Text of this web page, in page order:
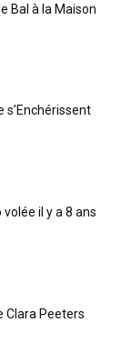
Bal à la Maison
s’Enchérissent
il y a 8 ans
Clara Peeters